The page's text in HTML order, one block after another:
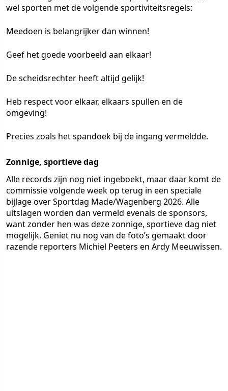
wel sporten met de volgende sportiviteitsregels:
Meedoen is belangrijker dan winnen!
Geef het goede voorbeeld aan elkaar!
De scheidsrechter heeft altijd gelijk!
Heb respect voor elkaar, elkaars spullen en de
omgeving!
Precies zoals het spandoek bij de ingang vermeldde.
Zonnige, sportieve dag
Alle records zijn nog niet ingeboekt, maar daar komt de
commissie volgende week op terug in een speciale
bijlage over Sportdag Made/Wagenberg 2026. Alle
uitslagen worden dan vermeld evenals de sponsors,
want zonder hen was deze zonnige, sportieve dag niet
mogelijk. Geniet nu nog van de foto’s gemaakt door
razende reporters Michiel Peeters en Ardy Meeuwissen.